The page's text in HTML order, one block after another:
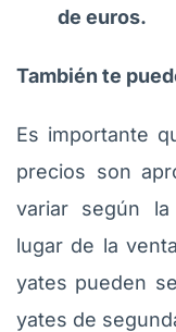
de euros.
También te
Es importante
precios son
variar según
lugar de la
yates pueden
yates de